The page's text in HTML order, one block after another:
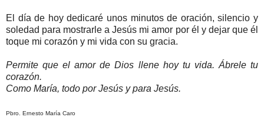
El día de hoy dedicaré unos minutos de oración, silencio y
soledad para mostrarle a Jesús mi amor por él y dejar que él
toque mi corazón y mi vida con su gracia.
Permite que el amor de Dios llene hoy tu vida. Ábrele tu
corazón.
Como María, todo por Jesús y para Jesús.
Pbro. Ernesto María Caro